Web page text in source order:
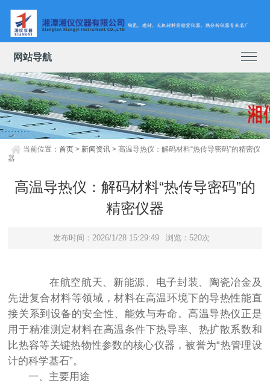
网站导航
当前位置：首页 > 新闻资讯 > 高温导热仪：解码材料“热传导密码”的精密仪
器
高温导热仪：解码材料“热传导密码”的
精密仪器
发布时间：2026/1/28 15:29:49 浏览：520次
在航空航天、新能源、电子封装、陶瓷冶金及
先进复合材料等领域，材料在高温环境下的导热性能直
接关系到设备的安全性、能效与寿命。高温导热仪正是
用于精准测定材料在高温条件下热导率、热扩散系数和
比热容等关键热物性参数的核心仪器，被誉为“热管理设
计的科学基石”。
一、主要用途